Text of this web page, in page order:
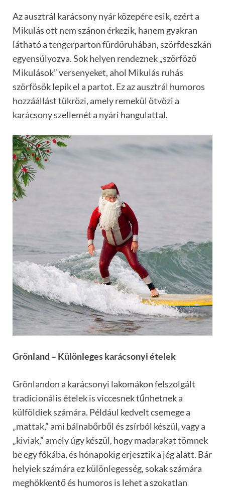
Az ausztrál karácsony nyár közepére esik, ezért a
Mikulás ott nem szánon érkezik, hanem gyakran
látható a tengerparton fürdőruhában, szörfdeszkán
egyensúlyozva. Sok helyen rendeznek „szörföző
Mikulások” versenyeket, ahol Mikulás ruhás
szörfösök lepik el a partot. Ez az ausztrál humoros
hozzáállást tükrözi, amely remekül ötvözi a
karácsony szellemét a nyári hangulattal.
Grönland – Különleges karácsonyi ételek
Grönlandon a karácsonyi lakomákon felszolgált
tradicionális ételek is viccesnek tűnhetnek a
külföldiek számára. Például kedvelt csemege a
„mattak,” ami bálnabőrből és zsírból készül, vagy a
„kiviak,” amely úgy készül, hogy madarakat tömnek
be egy fókába, és hónapokig erjesztik a jég alatt. Bár
helyiek számára ez különlegesség, sokak számára
meghökkentő és humoros is lehet a szokatlan